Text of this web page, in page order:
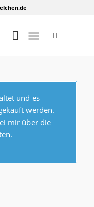
und es
werden.
mir über die